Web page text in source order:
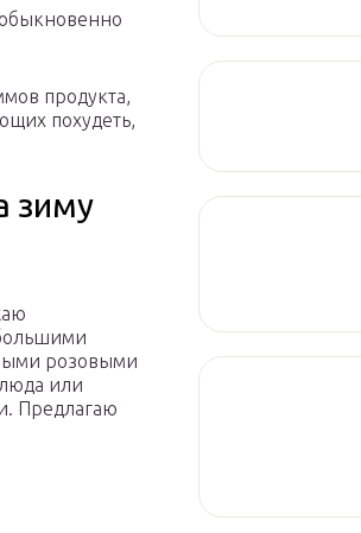
продукта,
похудеть,
зиму
розовыми
или
Предлагаю